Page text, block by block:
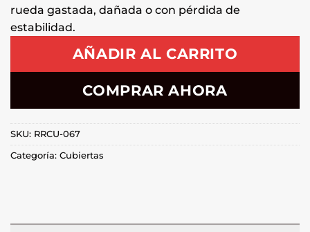
rueda gastada, dañada o con pérdida de
estabilidad.
AÑADIR AL CARRITO
COMPRAR AHORA
SKU: RRCU-067
Categoría: Cubiertas